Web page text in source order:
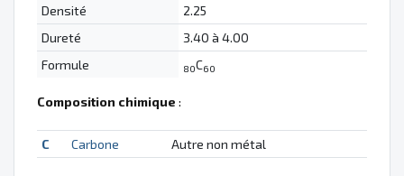
Densité
2.25
Dureté
3.40 à 4.00
Formule
80C60
Composition chimique :
C Carbone Autre non métal